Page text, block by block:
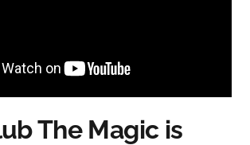
The Magic is